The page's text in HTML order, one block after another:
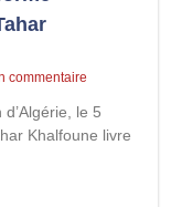
commentaire
le 5
Khalfoune livre